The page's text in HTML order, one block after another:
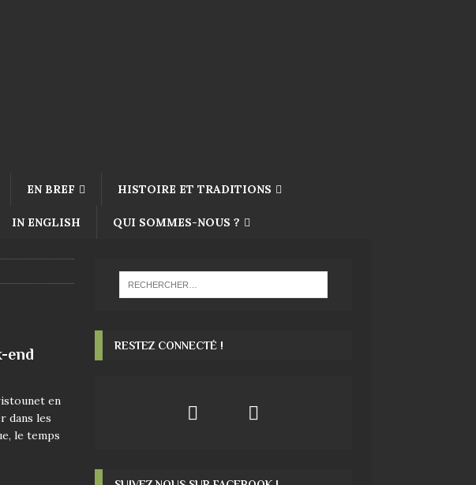
EN BREF HISTOIRE ET TRADITIONS
IN ENGLISH QUI SOMMES-NOUS ?
end
en
dans les
le temps
RESTEZ CONNECTÉ !